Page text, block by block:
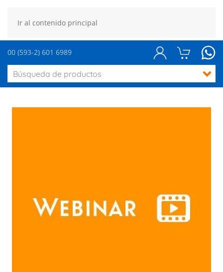
Ir al contenido principal
00 (593-2) 601 6989